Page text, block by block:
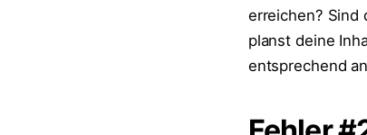
erreichen? Sind
planst deine
entsprechend